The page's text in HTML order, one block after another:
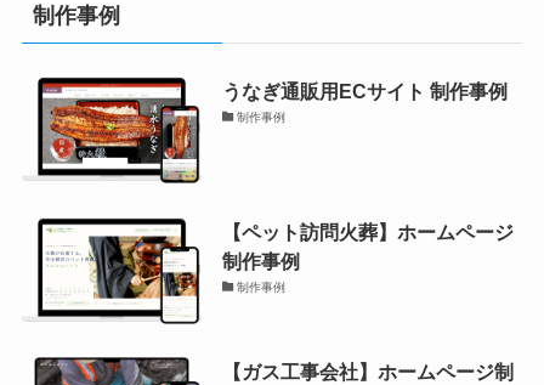
制作事例
うなぎ通販用ECサイト 制作事例
制作事例
【ペット訪問火葬】ホームページ
制作事例
制作事例
【ガス工事会社】ホームページ制